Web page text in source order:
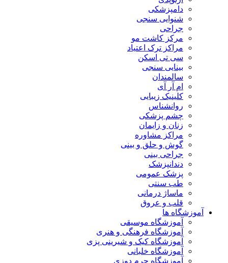
دامپزشکی
شنوایی سنجی
جراحی
مرکز کاشت مو
مراکز ترک اعتیاد
سی تی اسکن
بینایی سنجی
سالمندان
ام آر آی
کلینیک زیبایی
روانشناس
چشم پزشکی
زنان و زایمان
مراکز مشاوره
گوش و حلق و بینی
جراحی بینی
دندانپزشک
پزشک عمومی
طب سنتی
ماساژ درمانی
قلب و عروق
آموزشگاه ها
آموزشگاه موسیقی
آموزشگاه فرهنگی و هنری
آموزشگاه کیک و شیرینی پزی
آموزشگاه خلبانی
آموزشگاه چرم دوزی